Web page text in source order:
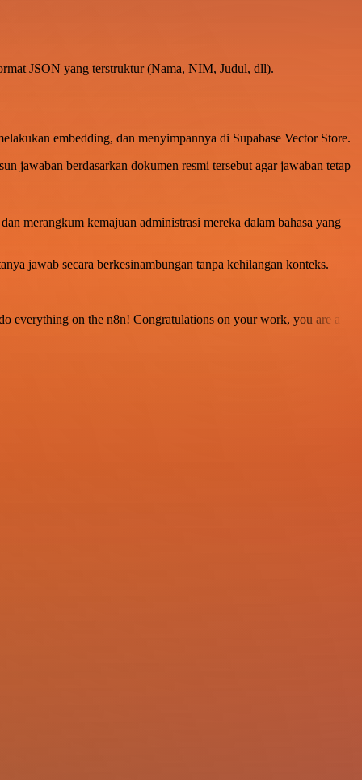
JSON yang terstruktur (Nama, NIM, Judul, dll).
embedding, dan menyimpannya di Supabase Vector Store.
jawaban berdasarkan dokumen resmi tersebut agar jawaban tetap
merangkum kemajuan administrasi mereka dalam bahasa yang
jawab secara berkesinambungan tanpa kehilangan konteks.
everything on the n8n! Congratulations on your work, you are a